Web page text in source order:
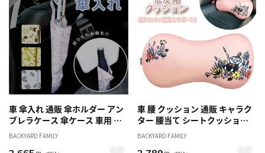
車 傘入れ 通販 傘ホルダー アン
ブレラケース 傘ケース 車用 車
内 長傘 雨傘 折りたたみ傘 日傘
BACKYARD FAMILY
車 腰 クッション 通販 キャラク
ター 腰当て シートクッション
フィット 柔らかい 疲れにくい
BACKYARD FAMILY